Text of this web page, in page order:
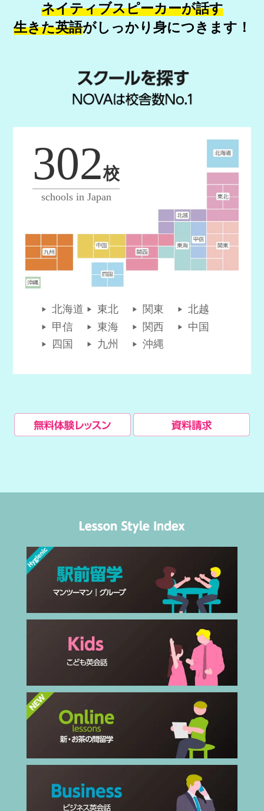
ネイティブスピーカーが話す
生きた英語がしっかり身につきます！
北海道 東北 関東
北越
甲信
東海 関西
中国
四国
九州 沖縄
302校
schools in Japan